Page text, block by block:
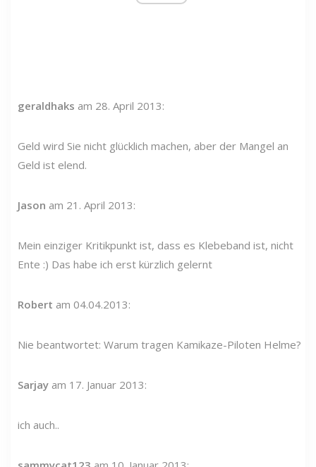
geraldhaks am 28. April 2013:
Geld wird Sie nicht glücklich machen, aber der Mangel an
Geld ist elend.
Jason am 21. April 2013:
Mein einziger Kritikpunkt ist, dass es Klebeband ist, nicht
Ente :) Das habe ich erst kürzlich gelernt
Robert am 04.04.2013:
Nie beantwortet: Warum tragen Kamikaze-Piloten Helme?
Sarjay am 17. Januar 2013:
ich auch..